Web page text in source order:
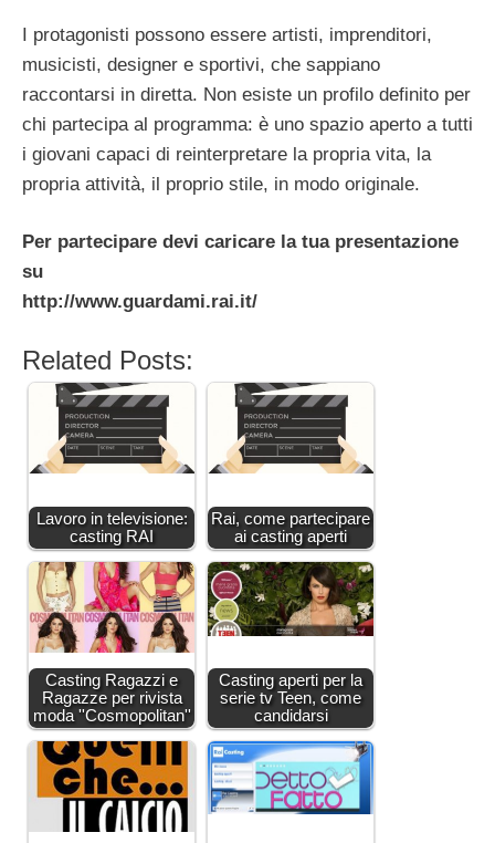
I protagonisti possono essere artisti, imprenditori,
musicisti, designer e sportivi, che sappiano
raccontarsi in diretta. Non esiste un profilo definito per
chi partecipa al programma: è uno spazio aperto a tutti
i giovani capaci di reinterpretare la propria vita, la
propria attività, il proprio stile, in modo originale.
Per partecipare devi caricare la tua presentazione
su
http://www.guardami.rai.it/
Related Posts:
Lavoro in televisione:
casting RAI
Rai, come partecipare
ai casting aperti
Casting Ragazzi e
Ragazze per rivista
moda ''Cosmopolitan''
Casting aperti per la
serie tv Teen, come
candidarsi